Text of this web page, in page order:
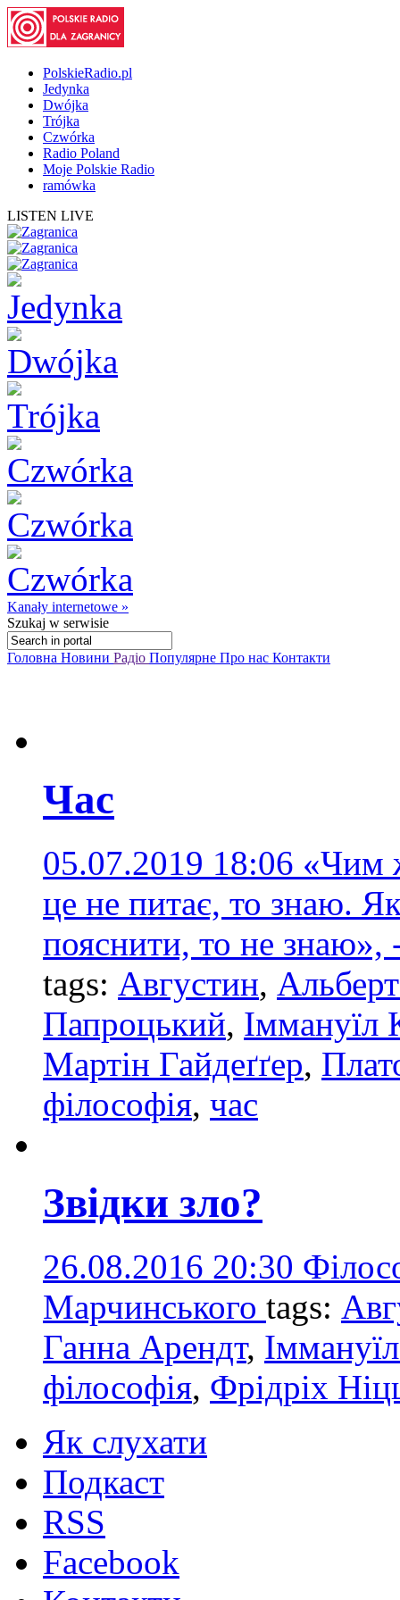
PolskieRadio.pl
Jedynka
Dwójka
Trójka
Czwórka
Radio Poland
Moje Polskie Radio
ramówka
LISTEN LIVE
Kanały internetowe »
Szukaj w serwisie
Головна Новини Радіо Популярне Про нас Контакти
Час
05.07.2019 18:06 «Чим
це не питає, то знаю.
пояснити, то не знаю»,
tags: Августин,
Папроцький, Іммануїл
Мартін Гайдеґґер,
філософія, час
Звідки зло?
26.08.2016 20:30
Марчинського tags:
Ганна Арендт,
філософія, Фрідріх
Як слухати
Подкаст
RSS
Facebook